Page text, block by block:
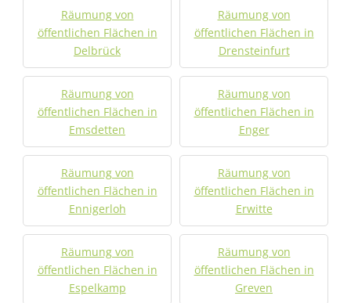
Räumung von
öffentlichen Flächen in
Delbrück
Räumung von
öffentlichen Flächen in
Drensteinfurt
Räumung von
öffentlichen Flächen in
Emsdetten
Räumung von
öffentlichen Flächen in
Enger
Räumung von
öffentlichen Flächen in
Ennigerloh
Räumung von
öffentlichen Flächen in
Erwitte
Räumung von
öffentlichen Flächen in
Espelkamp
Räumung von
öffentlichen Flächen in
Greven